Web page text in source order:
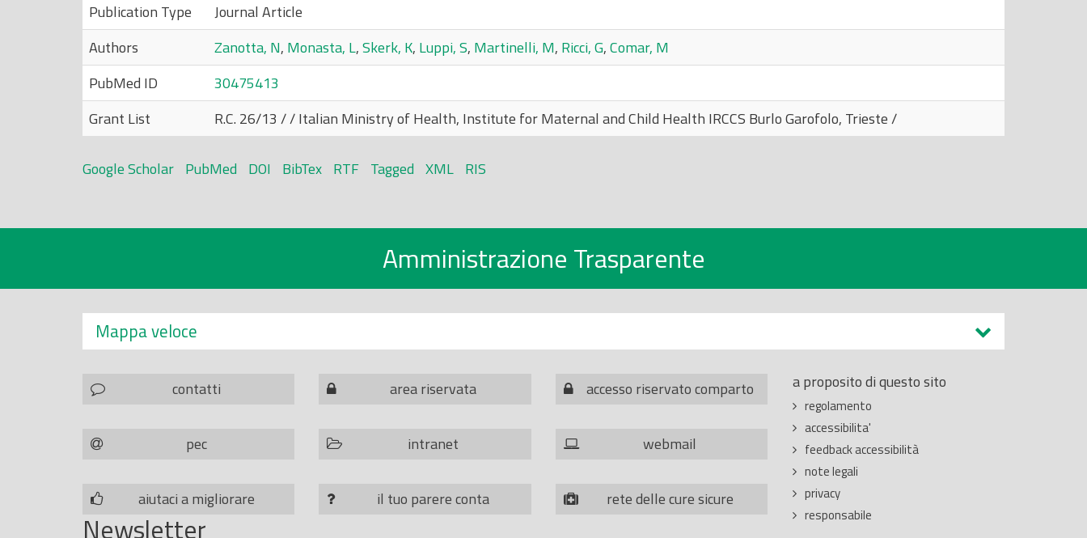
Publication Type
Journal Article
Authors
Zanotta, N, Monasta, L,Skerk, K, Luppi, S, Martinelli, M, Ricci, G,Comar, M
PubMed ID
30475413
Grant List
R.C. 26/13 / / Italian Ministry of Health, Institute for Maternal and Child Health IRCCS Burlo Garofolo, Trieste /
Google Scholar PubMed DOI BibTex RTF Tagged XML RIS
Amministrazione Trasparente
Mappa veloce
contatti area riservata accesso riservato comparto
pec intranet webmail
aiutaci a migliorare il tuo parere conta rete delle cure sicure
a proposito di questo sito
regolamento
accessibilita'
feedback accessibilità
note legali
privacy
responsabile
Newsletter